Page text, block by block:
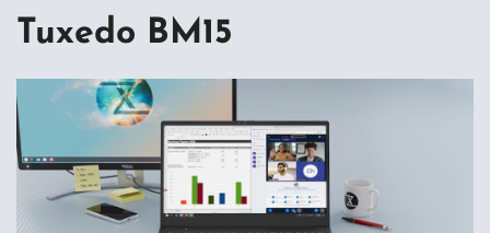
Tuxedo BM15